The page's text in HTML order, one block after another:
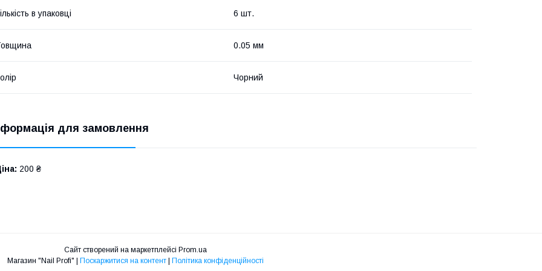
в упаковці 6 шт.
0.05 мм
Чорний
для замовлення
200 ₴
Сайт створений на маркетплейсі Prom.ua
Магазин "Nail Profi" | Поскаржитися на контент | Політика конфіденційності